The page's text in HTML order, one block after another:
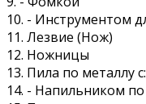
10. - Инструментом
11. Лезвие (Нож)
12. Ножницы
13. Пила по металлу с:
14. - Напильником